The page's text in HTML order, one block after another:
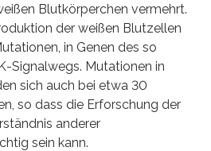
Blutkörperchen vermehrt.
der weißen Blutzellen
in Genen des so
Signalwegs. Mutationen in
sich auch bei etwa 30
so dass die Erforschung der
anderer
sein kann.